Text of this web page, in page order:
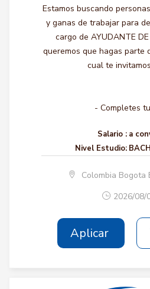
Estamos buscando
y ganas de trabajar para
cargo de AYUDANTE DE
queremos que hagas parte
cual te
- Completes
Salario : a
Nivel Estudio:
Colombia Bogota
2026/08/
Aplicar